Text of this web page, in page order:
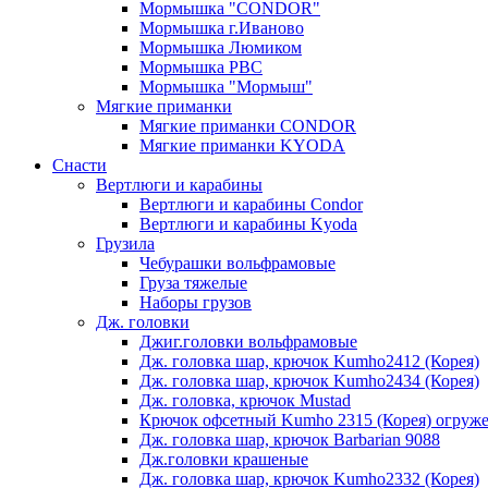
Мормышка "CONDOR"
Мормышка г.Иваново
Мормышка Люмиком
Мормышка РВС
Мормышка "Мормыш"
Мягкие приманки
Мягкие приманки CONDOR
Мягкие приманки KYODA
Снасти
Вертлюги и карабины
Вертлюги и карабины Condor
Вертлюги и карабины Kyoda
Грузила
Чебурашки вольфрамовые
Груза тяжелые
Наборы грузов
Дж. головки
Джиг.головки вольфрамовые
Дж. головка шар, крючок Kumho2412 (Корея)
Дж. головка шар, крючок Kumho2434 (Корея)
Дж. головка, крючок Mustad
Крючок офсетный Kumho 2315 (Корея)
Дж. головка шар, крючок Barbarian 9088
Дж.головки крашеные
Дж. головка шар, крючок Kumho2332 (Корея)